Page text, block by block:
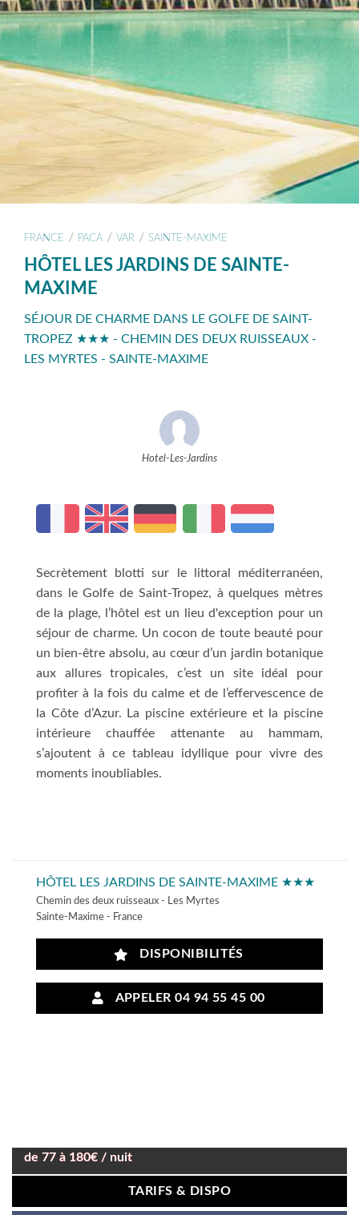
FRANCE / PACA / VAR / SAINTE-MAXIME
HÔTEL LES JARDINS DE SAINTE-
MAXIME
SÉJOUR DE CHARME DANS LE GOLFE DE SAINT-
TROPEZ ★★★ - CHEMIN DES DEUX RUISSEAUX -
LES MYRTES - SAINTE-MAXIME
Hotel-Les-Jardins
Secrètement blotti sur le littoral méditerranéen,
dans le Golfe de Saint-Tropez, à quelques mètres
de la plage, l’hôtel est un lieu d'exception pour un
séjour de charme. Un cocon de toute beauté pour
un bien-être absolu, au cœur d’un jardin botanique
aux allures tropicales, c’est un site idéal pour
profiter à la fois du calme et de l’effervescence de
la Côte d’Azur. La piscine extérieure et la piscine
intérieure chauffée attenante au hammam,
s’ajoutent à ce tableau idyllique pour vivre des
moments inoubliables.
HÔTEL LES JARDINS DE SAINTE-MAXIME ★★★
Chemin des deux ruisseaux - Les Myrtes
Sainte-Maxime - France
DISPONIBILITÉS
APPELER 04 94 55 45 00
de 77 à 180€ / nuit
TARIFS & DISPO